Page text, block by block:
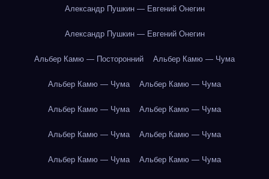
Александр Пушкин — Евгений Онегин
Александр Пушкин — Евгений Онегин
Альбер Камю — Посторонний Альбер Камю — Чума
Альбер Камю — Чума Альбер Камю — Чума
Альбер Камю — Чума Альбер Камю — Чума
Альбер Камю — Чума Альбер Камю — Чума
Альбер Камю — Чума Альбер Камю — Чума